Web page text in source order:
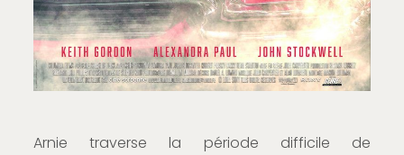
Arnie traverse la période difficile de